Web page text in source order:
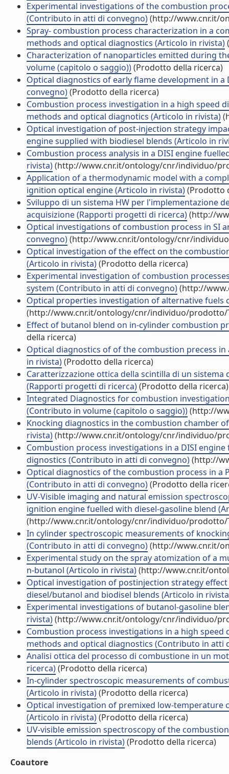
Experimental investigations of the combustion
(Contributo in atti di convegno)(http://www.cnr.it/
Spray- combustion process characterization in a
methods and optical diagnostics (Articolo in rivista)
Characterization of nanoparticles emitted during
volume (capitolo o saggio))(Prodotto della ricerca)
Optical diagnostics of early flame development in
convegno)(Prodotto della ricerca)
Combustion process investigation in a high speed
methods and optical diagnotics (Articolo in rivista)
Optical investigation of post-injection strategy
engine supplied with biodiesel blends (Articolo in
Combustion process analysis in a DISI engine
rivista)(http://www.cnr.it/ontology/cnr/individuo/
Application of a thermodynamic model with a
ignition optical engine (Articolo in rivista)(Prodotto
Sviluppo di un sistema HW per l'implementazione
acquisizione (Rapporti progetti di ricerca)(http://
Optical investigations of combustion process in SI
convegno)(http://www.cnr.it/ontology/cnr/
Optical investigation of the effect on the
(Articolo in rivista)(Prodotto della ricerca)
Experimental investigation of combustion
system (Contributo in atti di convegno)(http://
Optical properties investigation of alternative
(http://www.cnr.it/ontology/cnr/individuo/prodotto/
Effect of butanol blend on in-cylinder combustion
della ricerca)
Optical diagnostics of of the combustion precess
in rivista)(Prodotto della ricerca)
Caratterizzazione ottica della scintilla di un
(Rapporti progetti di ricerca)(Prodotto della ricerca)
Integrated Diagnostics for combustion
(Contributo in volume (capitolo o saggio))(http://
Knocking diagnostics in the combustion chamber
rivista)(http://www.cnr.it/ontology/cnr/individuo/
Combustion process investigations in a DISI
dignostics (Contributo in atti di convegno)(http://
Optical diagnostics of the combustion process in a
(Contributo in atti di convegno)(Prodotto della
UV-Visible imaging and natural emission
ignition engine fuelled with diesel-gasoline blend
(http://www.cnr.it/ontology/cnr/individuo/prodotto/
In cylinder spectroscopic measurements of
(Contributo in atti di convegno)(http://www.cnr.it/
Experimental study on the spray atomization of a
n-butanol (Articolo in rivista)(http://www.cnr.it/
Optical investigation of postinjection strategy
diesel/butanol and biodisel blends (Articolo in
Experimental investigations of butanol-gasoline
rivista)(http://www.cnr.it/ontology/cnr/individuo/
Combustion process investigations in a high
methods and optical diagnostics (Contributo in atti
Analisi ottica del processo di combustione in un
ricerca)(Prodotto della ricerca)
In-cylinder spectroscopic measurements of
(Articolo in rivista)(Prodotto della ricerca)
Optical investigation of premixed low-
(Articolo in rivista)(Prodotto della ricerca)
UV-visible emission spectroscopy of the
blends (Articolo in rivista)(Prodotto della ricerca)
Coautore